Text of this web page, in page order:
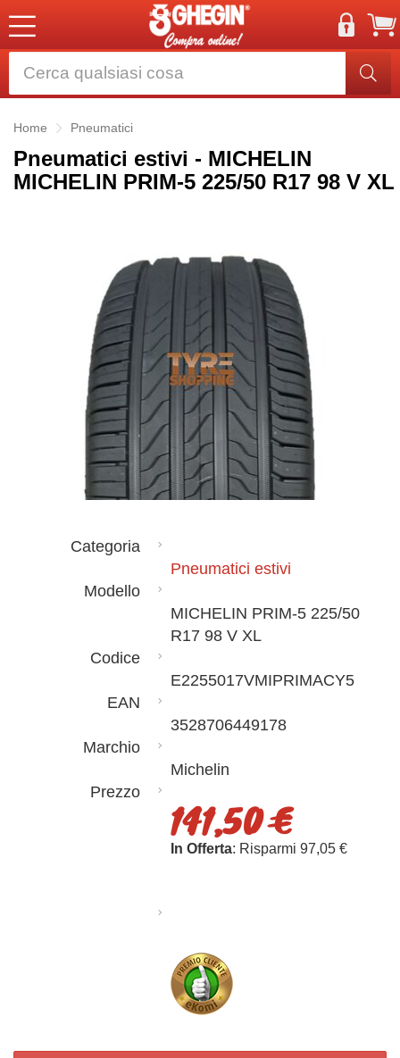
Home Pneumatici
Pneumatici estivi - MICHELIN
MICHELIN PRIM-5 225/50 R17 98 V XL
Categoria
Pneumatici estivi
Modello
MICHELIN PRIM-5 225/50
R17 98 V XL
Codice
E2255017VMIPRIMACY5
EAN
3528706449178
Marchio
Michelin
Prezzo
141,50 €
In Offerta: Risparmi 97,05 €